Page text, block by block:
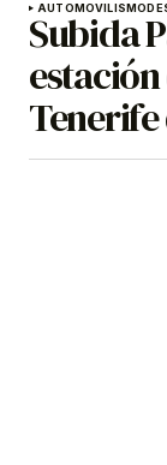
AUTOMOVILISMO
Subida